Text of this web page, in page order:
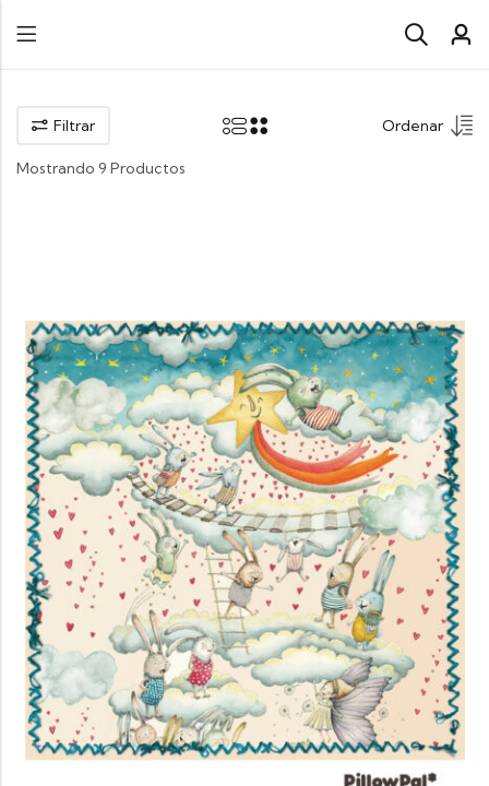
Filtrar Ordenar
Mostrando 9 Productos